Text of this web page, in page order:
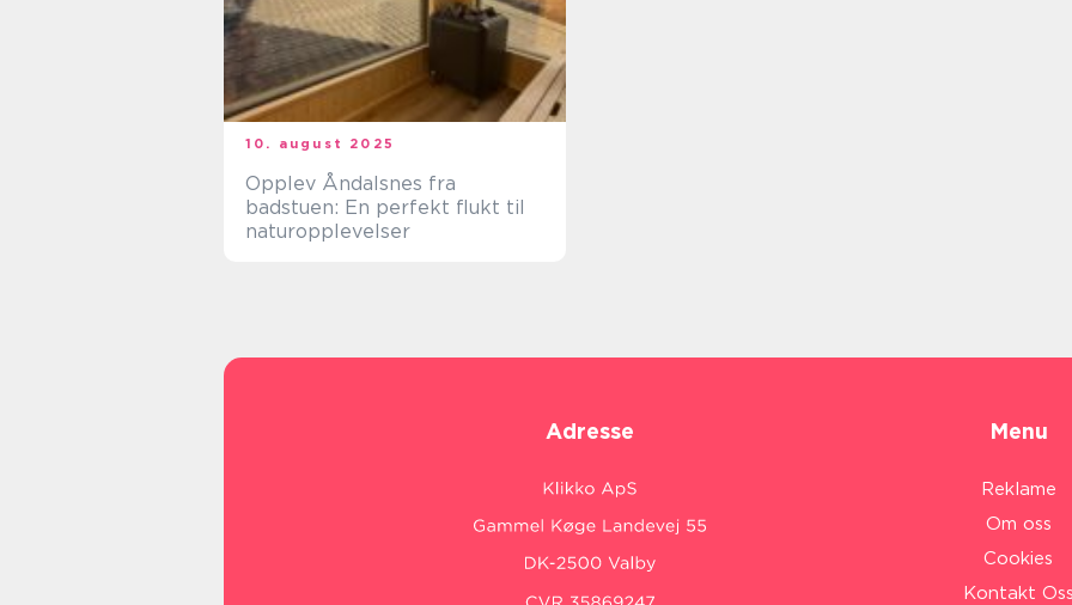
10. august 2025
Opplev Åndalsnes fra
badstuen: En perfekt flukt til
naturopplevelser
Adresse Menu
Reklame
Om oss
Cookies
Kontakt